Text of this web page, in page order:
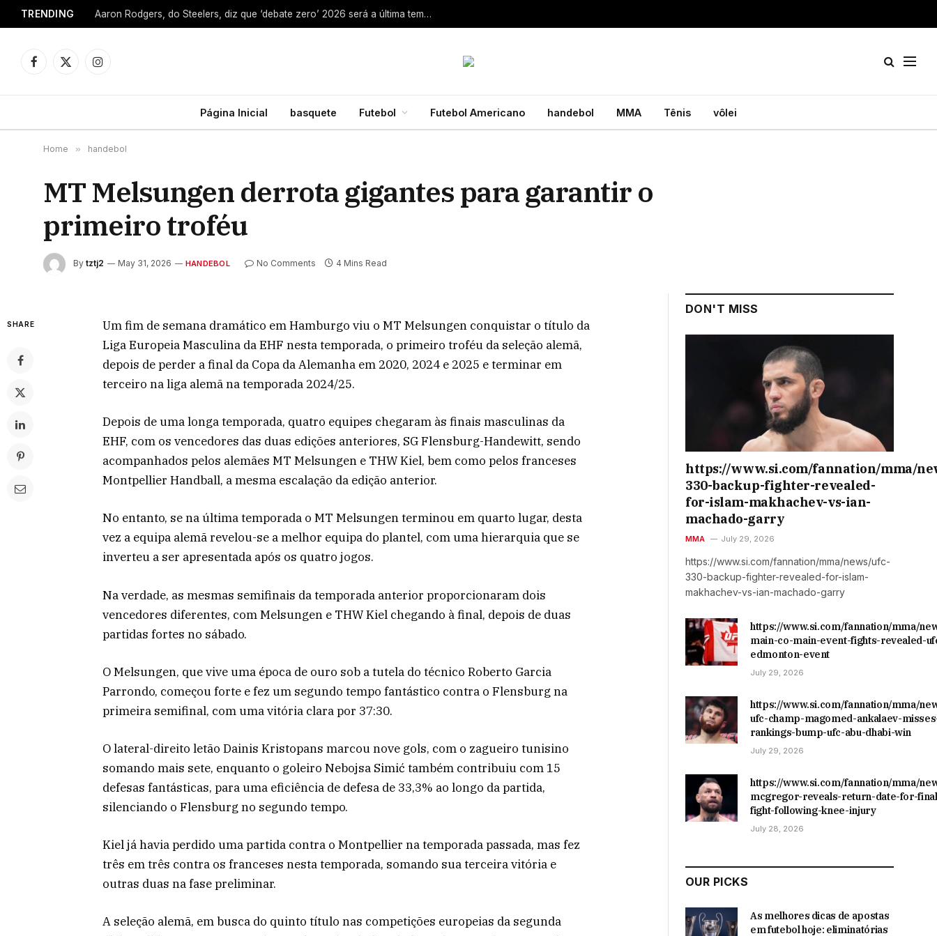
TRENDING Aaron Rodgers, do Steelers, diz que ‘debate zero’ 2026 será a última temporada da NFL 28 de julho de 2026
Facebook
X
Instagram
Página Inicial basquete Futebol Futebol Americano handebol MMA Tênis vôlei
Home » handebol
MT Melsungen derrota gigantes para garantir o
primeiro troféu
By tztj2 May 31, 2026 HANDEBOL No Comments 4 Mins Read
SHARE
Um fim de semana dramático em Hamburgo viu o MT Melsungen conquistar o título da
Liga Europeia Masculina da EHF nesta temporada, o primeiro troféu da seleção alemã,
depois de perder a final da Copa da Alemanha em 2020, 2024 e 2025 e terminar em
terceiro na liga alemã na temporada 2024/25.
Depois de uma longa temporada, quatro equipes chegaram às finais masculinas da
EHF, com os vencedores das duas edições anteriores, SG Flensburg-Handewitt, sendo
acompanhados pelos alemães MT Melsungen e THW Kiel, bem como pelos franceses
Montpellier Handball, a mesma escalação da edição anterior.
No entanto, se na última temporada o MT Melsungen terminou em quarto lugar, desta
vez a equipa alemã revelou-se a melhor equipa do plantel, com uma hierarquia que se
inverteu a ser apresentada após os quatro jogos.
Na verdade, as mesmas semifinais da temporada anterior proporcionaram dois
vencedores diferentes, com Melsungen e THW Kiel chegando à final, depois de duas
partidas fortes no sábado.
O Melsungen, que vive uma época de ouro sob a tutela do técnico Roberto Garcia
Parrondo, começou forte e fez um segundo tempo fantástico contra o Flensburg na
primeira semifinal, com uma vitória clara por 37:30.
O lateral-direito letão Dainis Kristopans marcou nove gols, com o zagueiro tunisino
somando mais sete, enquanto o goleiro Nebojsa Simić também contribuiu com 15
defesas fantásticas, para uma eficiência de defesa de 33,3% ao longo da partida,
silenciando o Flensburg no segundo tempo.
Kiel já havia perdido uma partida contra o Montpellier na temporada passada, mas fez
três em três contra os franceses nesta temporada, somando sua terceira vitória e
outras duas na fase preliminar.
A seleção alemã, em busca do quinto título nas competições europeias da segunda
DON'T MISS
https://www.si.com/fannation/mma/
330-backup-fighter-revealed-
for-islam-makhachev-vs-ian-
machado-garry
MMA July 29, 2026
https://www.si.com/fannation/mma/news/ufc-
330-backup-fighter-revealed-for-islam-
makhachev-vs-ian-machado-garry
https://www.si.com/fannation/mma/
main-co-main-event-fights-revealed-
edmonton-event
July 29, 2026
https://www.si.com/fannation/mma/
ufc-champ-magomed-ankalaev-
rankings-bump-ufc-abu-dhabi-win
July 29, 2026
https://www.si.com/fannation/mma/
mcgregor-reveals-return-date-for-
fight-following-knee-injury
July 28, 2026
OUR PICKS
As melhores dicas de apostas
em futebol hoje: eliminatórias